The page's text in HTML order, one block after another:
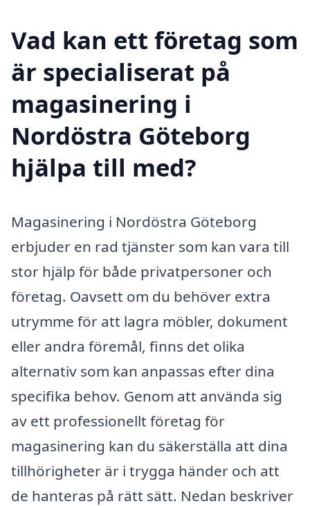
Vad kan ett företag som
är specialiserat på
magasinering i
Nordöstra Göteborg
hjälpa till med?
Magasinering i Nordöstra Göteborg
erbjuder en rad tjänster som kan vara till
stor hjälp för både privatpersoner och
företag. Oavsett om du behöver extra
utrymme för att lagra möbler, dokument
eller andra föremål, finns det olika
alternativ som kan anpassas efter dina
specifika behov. Genom att använda sig
av ett professionellt företag för
magasinering kan du säkerställa att dina
tillhörigheter är i trygga händer och att
de hanteras på rätt sätt. Nedan beskriver